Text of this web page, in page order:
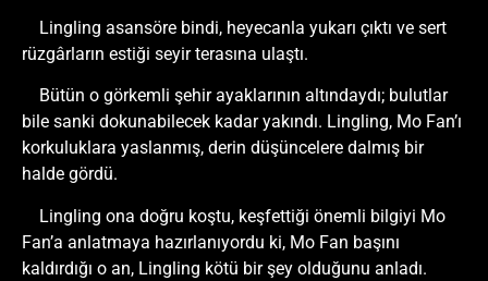
Lingling asansöre bindi, heyecanla yukarı çıktı ve sert
rüzgârların estiği seyir terasına ulaştı.
Bütün o görkemli şehir ayaklarının altındaydı; bulutlar
bile sanki dokunabilecek kadar yakındı. Lingling, Mo Fan’ı
korkuluklara yaslanmış, derin düşüncelere dalmış bir
halde gördü.
Lingling ona doğru koştu, keşfettiği önemli bilgiyi Mo
Fan’a anlatmaya hazırlanıyordu ki, Mo Fan başını
kaldırdığı o an, Lingling kötü bir şey olduğunu anladı.